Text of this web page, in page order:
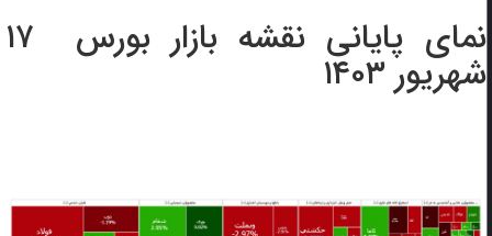
نمای پایانی نقشه بازار بورس ۱۷
شهریور ۱۴۰۳